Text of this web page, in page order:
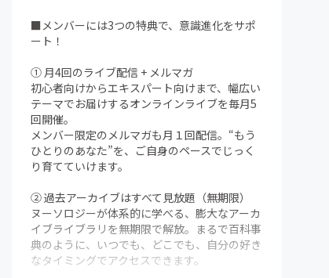
■メンバーには3つの特典で、意識進化をサポ
ート！
① 月4回のライブ配信 + メルマガ
初心者向けからエキスパート向けまで、幅広い
テーマでお届けするオンラインライブを毎月5
回開催。
メンバー限定のメルマガも月１回配信。“もう
ひとりのあなた”を、ご自身のペースでじっく
り育てていけます。
② 過去アーカイブはすべて見放題（無期限）
ヌーソロジーが体系的に学べる、膨大なアーカ
イブライブラリを無期限で解放。まるで百科事
典のように、いつでも、どこでも、自分の好き
なタイミングでアクセスできます。